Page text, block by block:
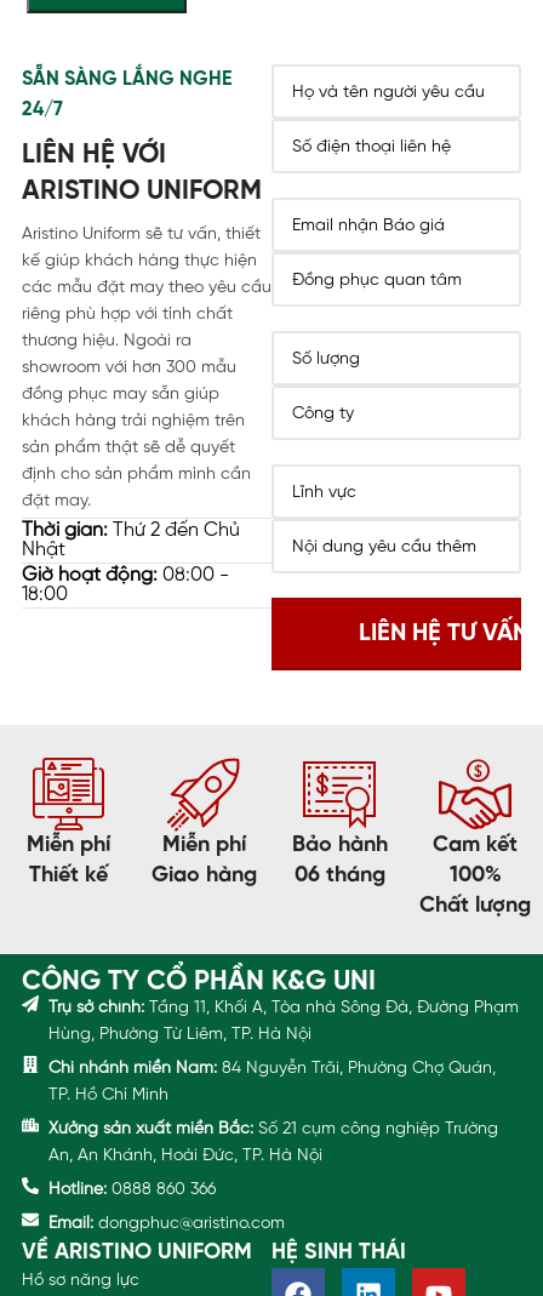
SẴN SÀNG LẮNG NGHE
24/7
LIÊN HỆ VỚI
ARISTINO UNIFORM
Aristino Uniform sẽ tư vấn, thiết
kế giúp khách hàng thực hiện
các mẫu đặt may theo yêu cầu
riêng phù hợp với tính chất
thương hiệu. Ngoài ra
showroom với hơn 300 mẫu
đồng phục may sẵn giúp
khách hàng trải nghiệm trên
sản phẩm thật sẽ dễ quyết
định cho sản phẩm mình cần
đặt may.
Thời gian:Thứ 2 đến Chủ
Nhật
Giờ hoạt động:08:00 -
18:00
Miễn phí
Thiết kế
Miễn phí
Giao hàng
Bảo hành
06 tháng
Cam kết
100%
Chất lượng
CÔNG TY CỔ PHẦN K&G UNI
Trụ sở chính: Tầng 11, Khối A, Tòa nhà Sông Đà, Đường Phạm
Hùng, Phường Từ Liêm, TP. Hà Nội
Chi nhánh miền Nam: 84 Nguyễn Trãi, Phường Chợ Quán,
TP. Hồ Chí Minh
Xưởng sản xuất miền Bắc: Số 21 cụm công nghiệp Trường
An, An Khánh, Hoài Đức, TP. Hà Nội
Hotline: 0888 860 366
Email: dongphuc@aristino.com
VỀ ARISTINO UNIFORM
Hồ sơ năng lực
HỆ SINH THÁI